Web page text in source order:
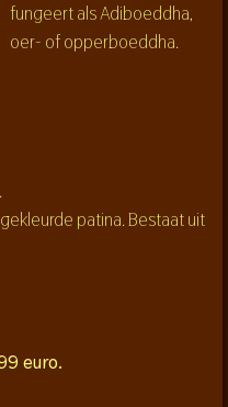
fungeert als Adiboeddha,
oer- of opperboeddha.
patina. Bestaat uit
euro.